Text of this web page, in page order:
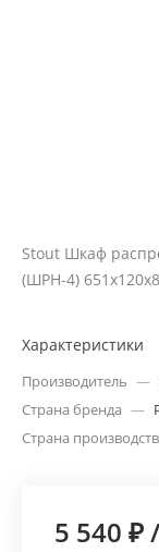
Stout Шкаф
(ШРН-4)
Характеристики
Производитель —
Страна бренда —
Страна
5 540 ₽/